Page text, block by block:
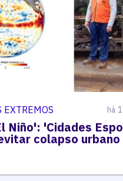
EXTREMOS há
Niño': 'Cidades
colapso urbano